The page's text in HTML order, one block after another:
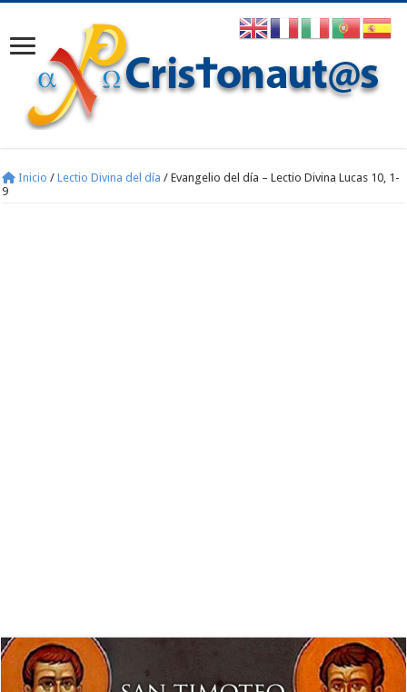
Inicio / Lectio Divina del día / Evangelio del día – Lectio Divina Lucas 10, 1-
9